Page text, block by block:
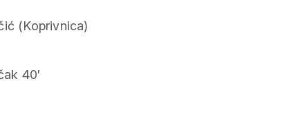
(Koprivnica)
40′